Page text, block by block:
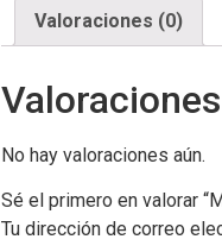
Valoraciones (0)
Valoraciones
No hay valoraciones aún.
Sé el primero en valorar
Tu dirección de correo